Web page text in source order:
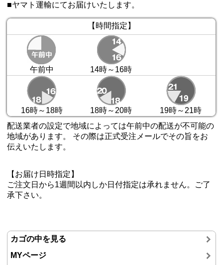
■ヤマト運輸にてお届けいたします。
【時間指定】
午前中 14時～16時
16時～18時 18時～20時
19時～21時
配送業者の設定で地域によっては午前中の配送が不可能の
地域があります。 その際は正式受注メールでその旨をお
伝えいたします。
【お届け日時指定】
ご注文日から1週間以内しか日付指定は承れません。ご了
承下さい。
カゴの中を見る
MYページ